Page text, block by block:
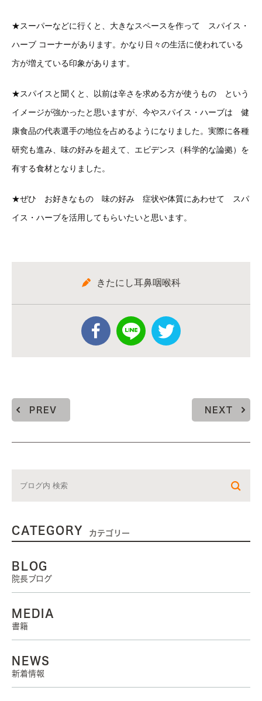
★スーパーなどに行くと、大きなスペースを作って スパイス・
ハーブ コーナーがあります。かなり日々の生活に使われている
方が増えている印象があります。
★スパイスと聞くと、以前は辛さを求める方が使うもの という
イメージが強かったと思いますが、今やスパイス・ハーブは 健
康食品の代表選手の地位を占めるようになりました。実際に各種
研究も進み、味の好みを超えて、エビデンス（科学的な論拠）を
有する食材となりました。
★ぜひ お好きなもの 味の好み 症状や体質にあわせて スパ
イス・ハーブを活用してもらいたいと思います。
きたにし耳鼻咽喉科
PREV NEXT
CATEGORY カテゴリー
BLOG
院長ブログ
MEDIA
書籍
NEWS
新着情報